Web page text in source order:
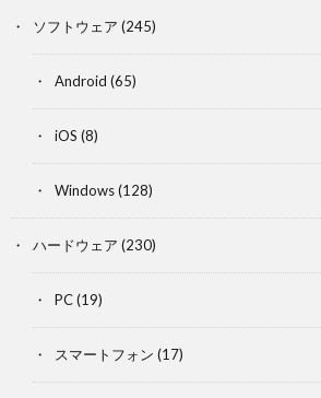
ソフトウェア (245)
Android (65)
iOS (8)
Windows(128)
ハードウェア (230)
PC(19)
スマートフォン (17)